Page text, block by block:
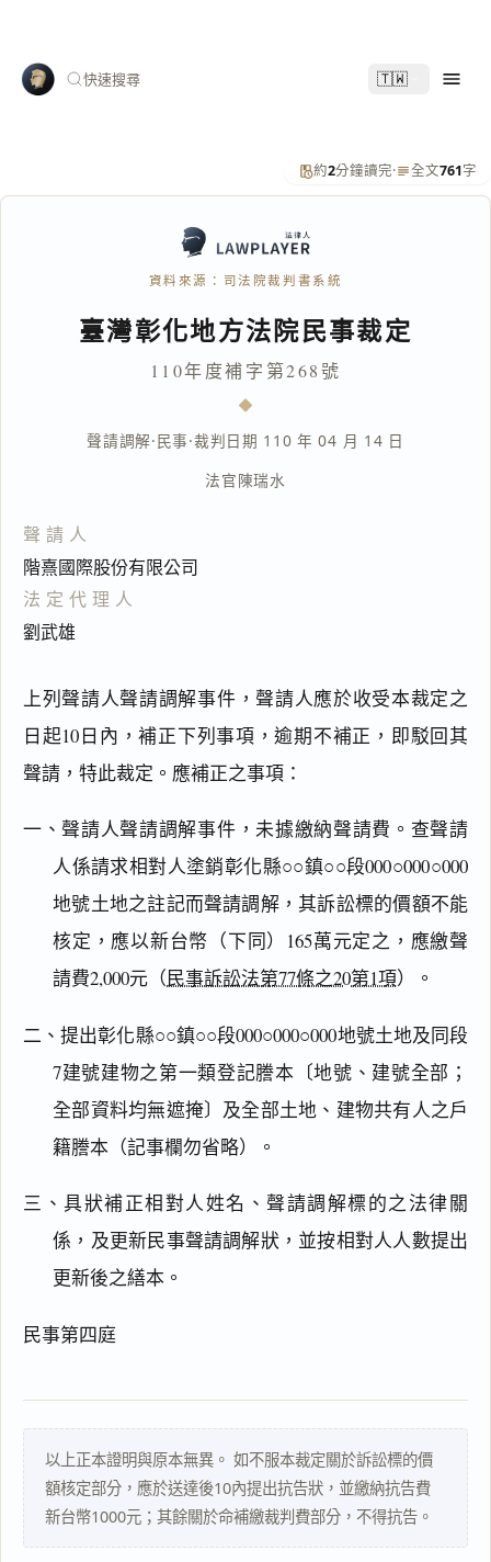
快速搜尋 🇹🇼
約2分鐘讀完· 全文761字
資料來源：司法院裁判書系統
臺灣彰化地方法院民事裁定
110年度補字第268號
聲請調解·民事·裁判日期 110 年 04 月 14 日
法官陳瑞水
聲請人
階熹國際股份有限公司
法定代理人
劉武雄
上列聲請人聲請調解事件，聲請人應於收受本裁定之
日起10日內，補正下列事項，逾期不補正，即駁回其
聲請，特此裁定。應補正之事項：
一、聲請人聲請調解事件，未據繳納聲請費。查聲請
人係請求相對人塗銷彰化縣○○鎮○○段000○000○000
地號土地之註記而聲請調解，其訴訟標的價額不能
核定，應以新台幣（下同）165萬元定之，應繳聲
請費2,000元（民事訴訟法第77條之20第1項）。
二、提出彰化縣○○鎮○○段000○000○000地號土地及同段
7建號建物之第一類登記謄本〔地號、建號全部；
全部資料均無遮掩〕及全部土地、建物共有人之戶
籍謄本（記事欄勿省略）。
三、具狀補正相對人姓名、聲請調解標的之法律關
係，及更新民事聲請調解狀，並按相對人人數提出
更新後之繕本。
民事第四庭
以上正本證明與原本無異。 如不服本裁定關於訴訟標的價
額核定部分，應於送達後10內提出抗告狀，並繳納抗告費
新台幣1000元；其餘關於命補繳裁判費部分，不得抗告。
複